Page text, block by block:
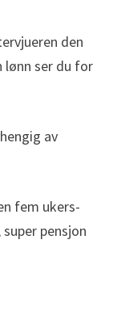
den
lønn ser du for
av
fem ukers-
pensjon